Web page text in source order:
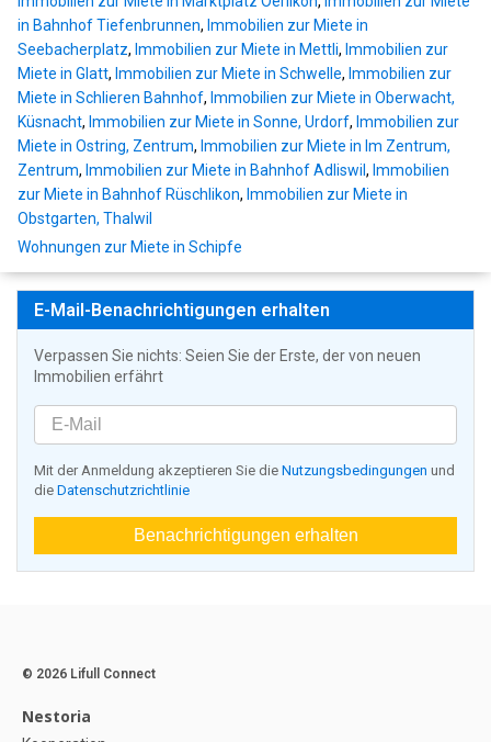
in Bahnhof Tiefenbrunnen, Immobilien zur Miete in
Seebacherplatz, Immobilien zur Miete in Mettli, Immobilien zur
Miete in Glatt, Immobilien zur Miete in Schwelle, Immobilien zur
Miete in Schlieren Bahnhof, Immobilien zur Miete in Oberwacht,
Küsnacht, Immobilien zur Miete in Sonne, Urdorf, Immobilien zur
Miete in Ostring, Zentrum, Immobilien zur Miete in Im Zentrum,
Zentrum, Immobilien zur Miete in Bahnhof Adliswil , Immobilien
zur Miete in Bahnhof Rüschlikon, Immobilien zur Miete in
Obstgarten, Thalwil
Wohnungen zur Miete in Schipfe
E-Mail-Benachrichtigungen erhalten
Verpassen Sie nichts: Seien Sie der Erste, der von neuen
Immobilien erfährt
Mit der Anmeldung akzeptieren Sie die Nutzungsbedingungen und
die Datenschutzrichtlinie
Benachrichtigungen erhalten
© 2026 Lifull Connect
Nestoria